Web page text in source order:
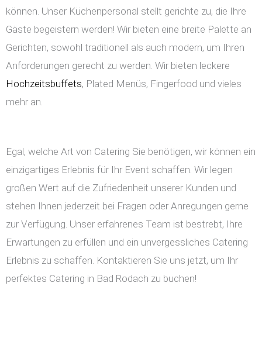
können. Unser Küchenpersonal stellt gerichte zu, die Ihre
Gäste begeistern werden! Wir bieten eine breite Palette an
Gerichten, sowohl traditionell als auch modern, um Ihren
Anforderungen gerecht zu werden. Wir bieten leckere
Hochzeitsbuffets, Plated Menüs, Fingerfood und vieles
mehr an.
Egal, welche Art von Catering Sie benötigen, wir können ein
einzigartiges Erlebnis für Ihr Event schaffen. Wir legen
großen Wert auf die Zufriedenheit unserer Kunden und
stehen Ihnen jederzeit bei Fragen oder Anregungen gerne
zur Verfügung. Unser erfahrenes Team ist bestrebt, Ihre
Erwartungen zu erfüllen und ein unvergessliches Catering
Erlebnis zu schaffen. Kontaktieren Sie uns jetzt, um Ihr
perfektes Catering in Bad Rodach zu buchen!